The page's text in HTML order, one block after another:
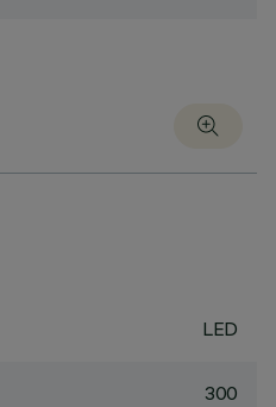
LED
300